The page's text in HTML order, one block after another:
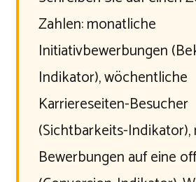
Zahlen: monatliche
Initiativbewerbungen
Indikator), wöchentliche
Karriereseiten-Besucher
(Sichtbarkeits-
Bewerbungen auf eine